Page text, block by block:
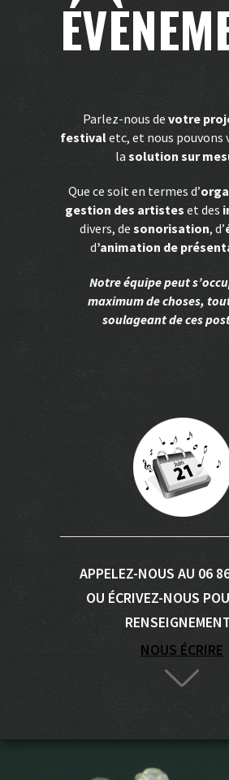
Parlez-nous de votre
festivaletc, et nous pouvons
lasolution sur
Que ce soit en termes d’
gestion des artistes et des
divers, de sonorisation, d’
d’animation de
Notre équipe peut
maximum de choses,
soulageant de ces
APPELEZ-NOUS AU 06
OU ÉCRIVEZ-NOUS
NOUS ÉCRIRE